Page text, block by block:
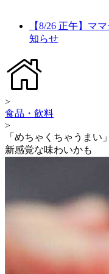
【8/26 正午】マ
知らせ
>
食品・飲料
>
「めちゃくちゃうま
新感覚な味わいかも